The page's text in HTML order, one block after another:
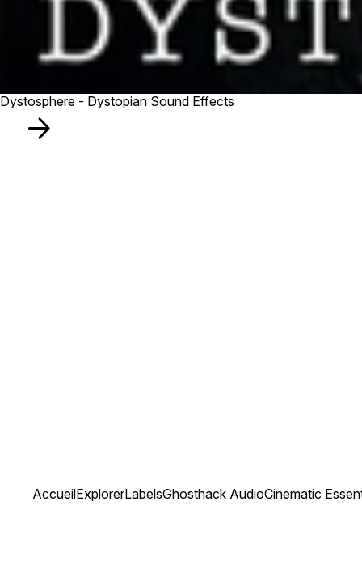
Dystosphere - Dystopian Sound Effects
AccueilExplorerLabelsGhosthack AudioCinematic